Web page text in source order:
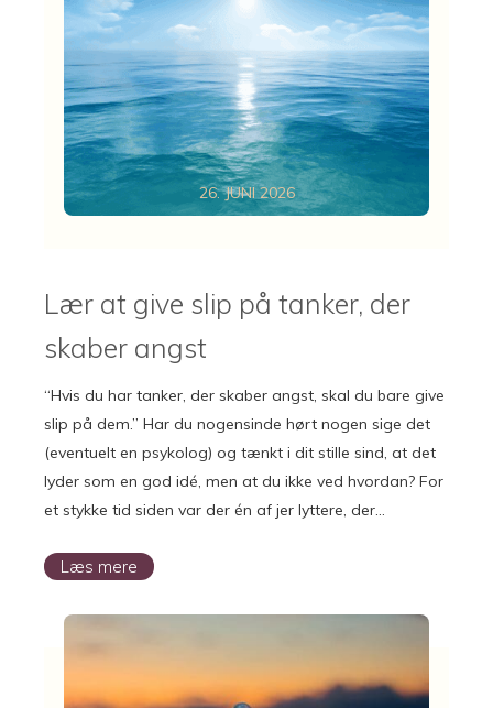
Lær at give slip på tanker, der
skaber angst
26. JUNI 2026
“Hvis du har tanker, der skaber angst, skal du bare give
slip på dem.” Har du nogensinde hørt nogen sige det
(eventuelt en psykolog) og tænkt i dit stille sind, at det
lyder som en god idé, men at du ikke ved hvordan? For
et stykke tid siden var der én af jer lyttere, der…
Læs mere